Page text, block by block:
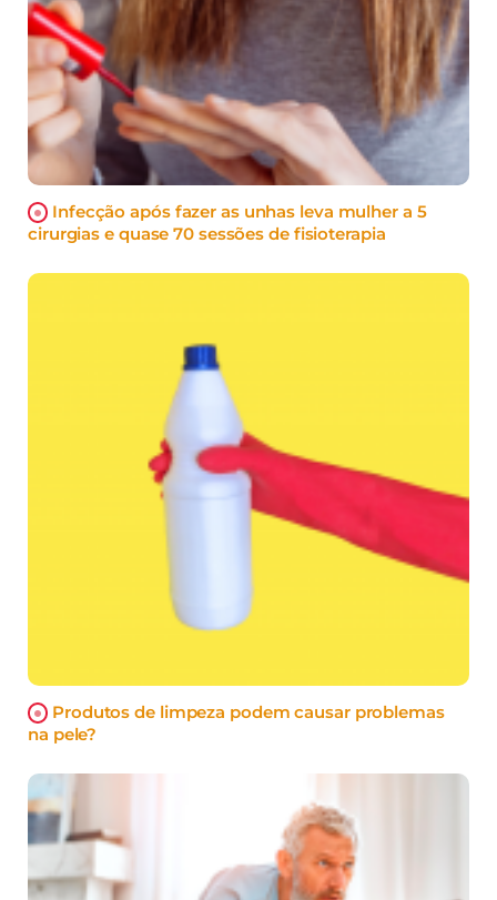
Infecção após fazer as unhas leva mulher a 5
cirurgias e quase 70 sessões de fisioterapia
Produtos de limpeza podem causar problemas
na pele?